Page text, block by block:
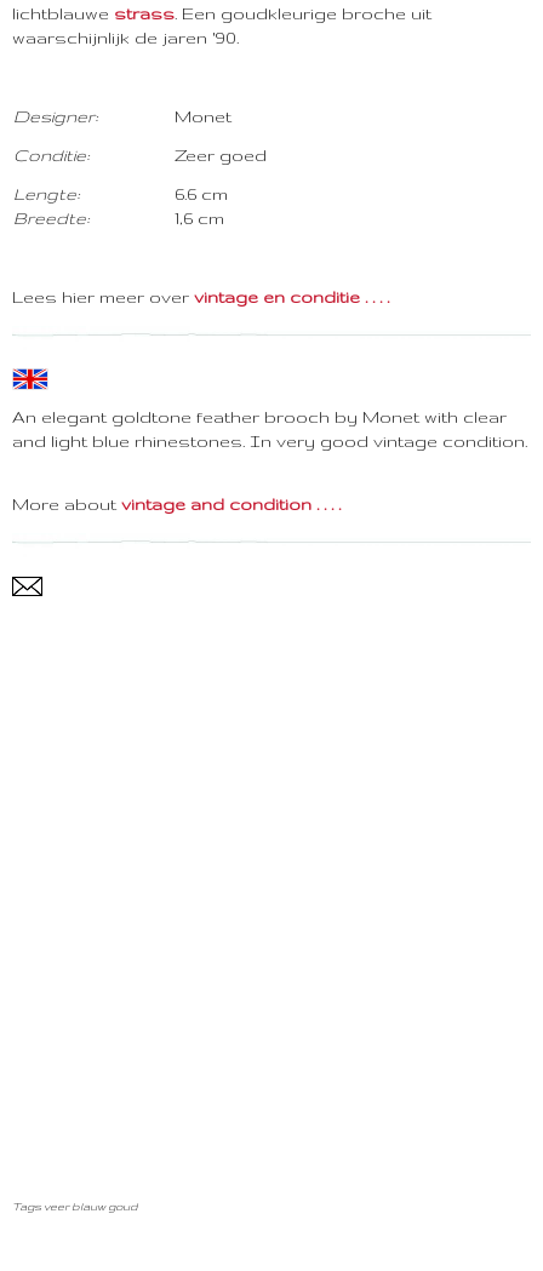
lichtblauwe strass . Een goudkleurige broche uit
waarschijnlijk de jaren '90.
Designer:
Conditie:
Lengte:
Breedte:
Monet
Zeer goed
6.6 cm
1,6 cm
Lees hier meer over vintage en conditie . . . .
An elegant goldtone feather brooch by Monet with clear
and light blue rhinestones. In very good vintage condition.
More about vintage and condition . . . .
Tags veer blauw goud